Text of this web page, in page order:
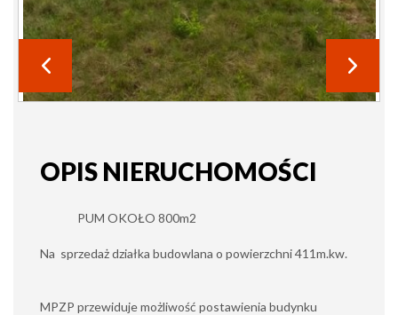
OPIS NIERUCHOMOŚCI
PUM OKOŁO 800m2
Na sprzedaż działka budowlana o powierzchni 411m.kw.
MPZP przewiduje możliwość postawienia budynku